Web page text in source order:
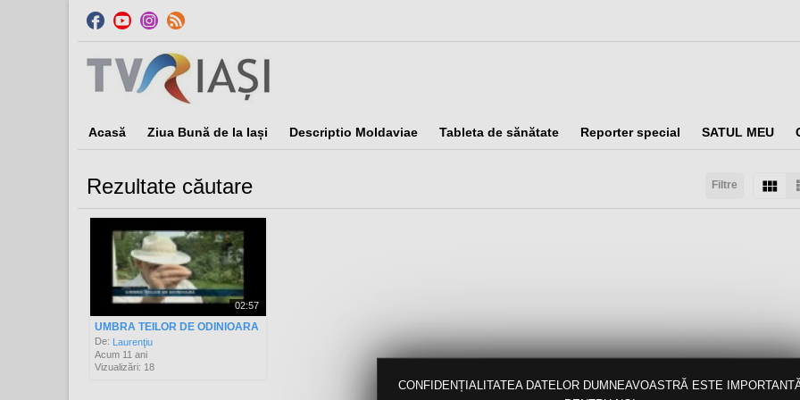
CONFIDENȚIALITATEA DATELOR DUMNEAVOASTRĂ ESTE
Acasă Ziua Bună de la Iași Descriptio Moldaviae Tableta de sănătate Reporter special SATUL MEU
Filtre
Rezultate căutare
02:57
UMBRA TEILOR DE ODINIOARA
De: Laurenţiu
Acum 11 ani
Vizualizări: 18